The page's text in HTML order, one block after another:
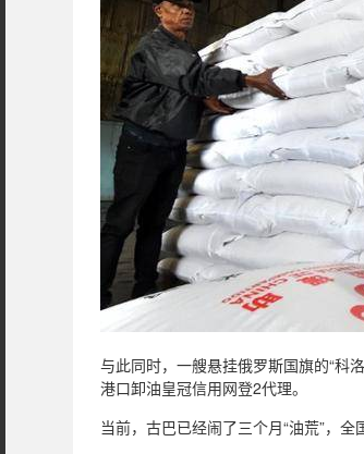
与此同时，一艘悬挂俄罗斯国旗的“科
港口卸油皇冠信用网登2代理。
当前，古巴已经闹了三个月“油荒”，